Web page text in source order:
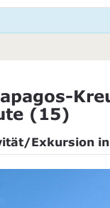
(15)
Exkursion